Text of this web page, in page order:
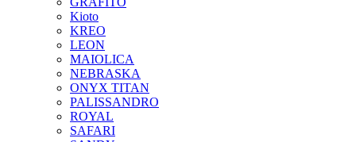
Kioto
KREO
LEON
MAIOLICA
NEBRASKA
ONYX TITAN
PALISSANDRO
ROYAL
SAFARI